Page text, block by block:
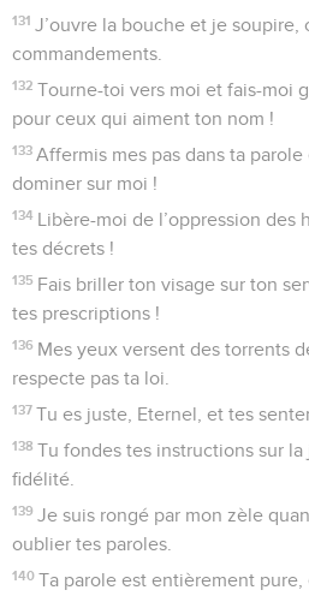
131 J’ouvre la bouche et je soupire,
commandements.
132 Tourne-toi vers moi et fais-moi
pour ceux qui aiment ton nom !
133 Affermis mes pas dans ta
dominer sur moi !
134 Libère-moi de l’oppression des
tes décrets !
135 Fais briller ton visage sur ton
tes prescriptions !
136 Mes yeux versent des torrents
respecte pas ta loi.
137 Tu es juste, Eternel, et tes
138 Tu fondes tes instructions sur
fidélité.
139 Je suis rongé par mon zèle
oublier tes paroles.
140 Ta parole est entièrement pure,